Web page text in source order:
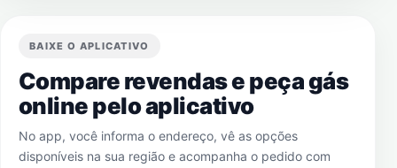
BAIXE O APLICATIVO
Compare revendas e peça gás
online pelo aplicativo
No app, você informa o endereço, vê as opções
disponíveis na sua região e acompanha o pedido com